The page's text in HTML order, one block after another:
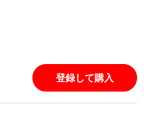
登録して購入